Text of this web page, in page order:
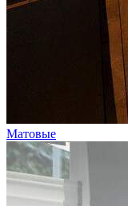
Матовые